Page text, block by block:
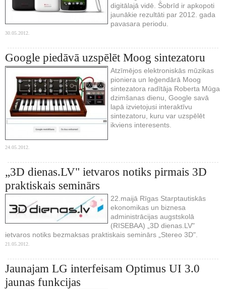
digitālajā vidē. Šobrīd ir apkopoti
jaunākie rezultāti par 2012. gada
pavasara periodu.
30.05.2012.
Google piedāvā uzspēlēt Moog sintezatoru
Atzīmējos elektroniskās mūzikas
pioniera un leģendārā Moog
sintezatora radītāja Roberta Mūga
dzimšanas dienu, Google savā
lapā izvietojusi interaktīvu
sintezatoru, kuru var uzspēlēt
ikviens interesents.
24.05.2012.
„3D dienas.LV" ietvaros notiks pirmais 3D
praktiskais seminārs
22.maijā Rīgas Starptautiskās
ekonomikas un biznesa
administrācijas augstskolā
(RISEBAA) „3D dienas.LV"
ietvaros notiks bezmaksas praktiskais seminārs „Stereo 3D".
21.05.2012.
Jaunajam LG interfeisam Optimus UI 3.0
jaunas funkcijas